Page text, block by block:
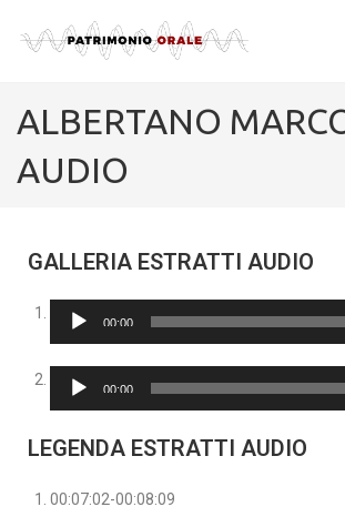
ALBERTANO
AUDIO
GALLERIA ESTRATTI AUDIO
Audio
00:00
Audio
00:00
LEGENDA ESTRATTI AUDIO
00:07:02-00:08:09